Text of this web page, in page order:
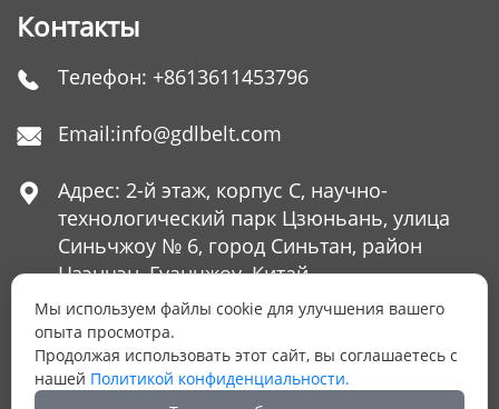
Контакты
 Телефон: +8613611453796
 Email:info@gdlbelt.com

Адрес: 2-й этаж, корпус C, научно-
технологический парк Цзюньань, улица
Синьчжоу № 6, город Синьтан, район
Цзэнчэн, Гуанчжоу, Китай
ОСТАЛИСЬ ВОПРОСЫ?
Мы используем файлы cookie для улучшения вашего
опыта просмотра.
Продолжая использовать этот сайт, вы соглашаетесь с
нашей Политикой конфиденциальности.